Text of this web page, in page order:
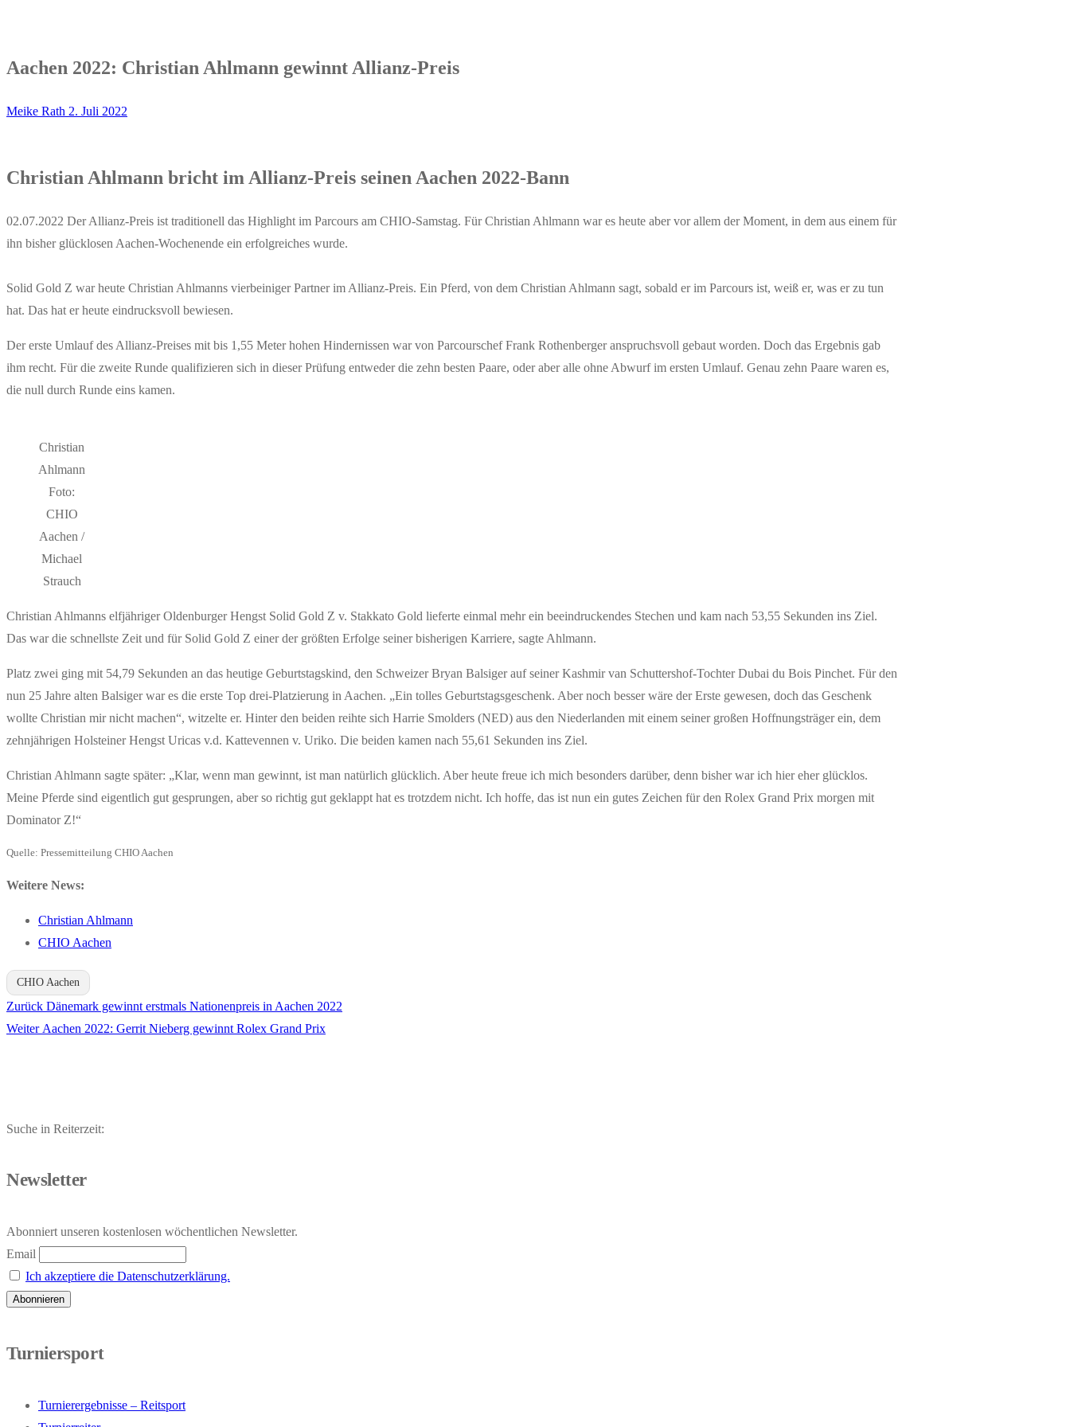
Aachen 2022: Christian Ahlmann gewinnt Allianz-Preis
Meike Rath 2. Juli 2022
Christian Ahlmann bricht im Allianz-Preis seinen Aachen 2022-Bann
02.07.2022 Der Allianz-Preis ist traditionell das Highlight im Parcours am CHIO-Samstag. Für Christian Ahlmann war es heute aber vor allem der Moment, in dem aus einem für
ihn bisher glücklosen Aachen-Wochenende ein erfolgreiches wurde.
Solid Gold Z war heute Christian Ahlmanns vierbeiniger Partner im Allianz-Preis. Ein Pferd, von dem Christian Ahlmann sagt, sobald er im Parcours ist, weiß er, was er zu tun
hat. Das hat er heute eindrucksvoll bewiesen.
Der erste Umlauf des Allianz-Preises mit bis 1,55 Meter hohen Hindernissen war von Parcourschef Frank Rothenberger anspruchsvoll gebaut worden. Doch das Ergebnis gab
ihm recht. Für die zweite Runde qualifizieren sich in dieser Prüfung entweder die zehn besten Paare, oder aber alle ohne Abwurf im ersten Umlauf. Genau zehn Paare waren es,
die null durch Runde eins kamen.
Christian
Ahlmann
Foto:
CHIO
Aachen /
Michael
Strauch
Christian Ahlmanns elfjähriger Oldenburger Hengst Solid Gold Z v. Stakkato Gold lieferte einmal mehr ein beeindruckendes Stechen und kam nach 53,55 Sekunden ins Ziel.
Das war die schnellste Zeit und für Solid Gold Z einer der größten Erfolge seiner bisherigen Karriere, sagte Ahlmann.
Platz zwei ging mit 54,79 Sekunden an das heutige Geburtstagskind, den Schweizer Bryan Balsiger auf seiner Kashmir van Schuttershof-Tochter Dubai du Bois Pinchet. Für den
nun 25 Jahre alten Balsiger war es die erste Top drei-Platzierung in Aachen. „Ein tolles Geburtstagsgeschenk. Aber noch besser wäre der Erste gewesen, doch das Geschenk
wollte Christian mir nicht machen“, witzelte er. Hinter den beiden reihte sich Harrie Smolders (NED) aus den Niederlanden mit einem seiner großen Hoffnungsträger ein, dem
zehnjährigen Holsteiner Hengst Uricas v.d. Kattevennen v. Uriko. Die beiden kamen nach 55,61 Sekunden ins Ziel.
Christian Ahlmann sagte später: „Klar, wenn man gewinnt, ist man natürlich glücklich. Aber heute freue ich mich besonders darüber, denn bisher war ich hier eher glücklos.
Meine Pferde sind eigentlich gut gesprungen, aber so richtig gut geklappt hat es trotzdem nicht. Ich hoffe, das ist nun ein gutes Zeichen für den Rolex Grand Prix morgen mit
Dominator Z!“
Quelle: Pressemitteilung CHIO Aachen
Weitere News:
Christian Ahlmann
CHIO Aachen
CHIO Aachen
Beitragsnavigation
Zurück Vorheriger
Beitrag:
Dänemark gewinnt erstmals Nationenpreis in Aachen 2022
Weiter Nächster
Aachen 2022: Gerrit Nieberg gewinnt Rolex Grand Prix
Suche in Reiterzeit:
Newsletter
Abonniert unseren kostenlosen wöchentlichen Newsletter.
Email
Ich akzeptiere die Datenschutzerklärung.
Turniersport
Turnierergebnisse – Reitsport